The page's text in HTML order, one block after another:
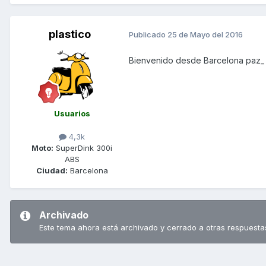
plastico
Usuarios
4,3k
Moto: SuperDink 300i
ABS
Ciudad: Barcelona
Publicado 25 de Mayo del 2016
Bienvenido desde Barcelona paz_
Archivado
Este tema ahora está archivado y cerrado a otras